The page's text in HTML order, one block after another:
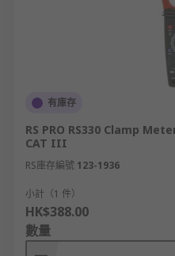
有庫存
RS PRO RS330 Clamp
CAT III
RS庫存編號 123-1936
小計（1 件）
HK$388.00
數量